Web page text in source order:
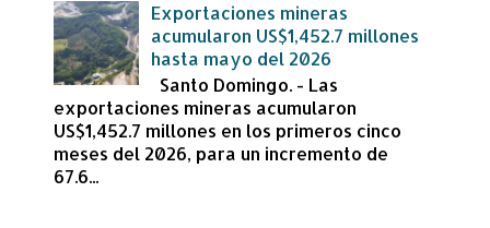
Exportaciones mineras
acumularon US$1,452.7 millones
hasta mayo del 2026
Santo Domingo. - Las
exportaciones mineras acumularon
US$1,452.7 millones en los primeros cinco
meses del 2026, para un incremento de
67.6...